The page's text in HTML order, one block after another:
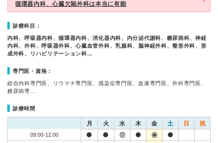
循環器内科、心臓欠陥外科は本当に有能
診療科目：
内科、呼吸器内科、循環器内科、消化器内科、内分泌代謝科、糖尿病科、神経
内科、外科、呼吸器外科、心臓血管外科、乳腺科、脳神経外科、整形外科、形
成外科、リハビリテーション科…
専門医・資格：
総合内科専門医、リウマチ専門医、感染症専門医、血液専門医、外科専門医、
糖尿病専…
診療時間
月 火 水 木 金 土 日 祝
09:00-12:00